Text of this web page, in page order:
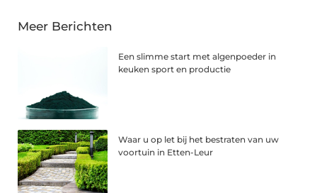
Meer Berichten
Een slimme start met algenpoeder in
keuken sport en productie
Waar u op let bij het bestraten van uw
voortuin in Etten-Leur